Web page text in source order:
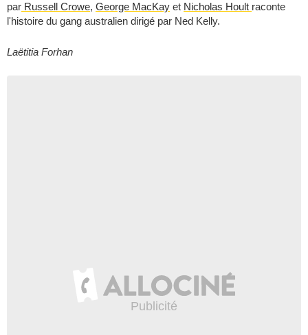
par Russell Crowe, George MacKay et Nicholas Hoult raconte
l'histoire du gang australien dirigé par Ned Kelly.
Laëtitia Forhan